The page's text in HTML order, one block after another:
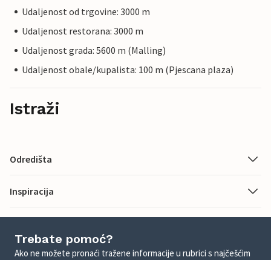
Udaljenost od trgovine: 3000 m
Udaljenost restorana: 3000 m
Udaljenost grada: 5600 m (Malling)
Udaljenost obale/kupalista: 100 m (Pjescana plaza)
Istraži
Odredišta
Inspiracija
Trebate pomoć?
Ako ne možete pronaći tražene informacije u rubrici s najčešćim